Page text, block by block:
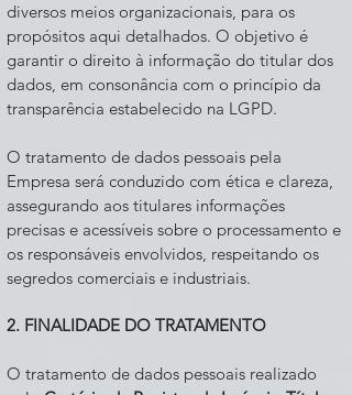
diversos meios organizacionais, para os
propósitos aqui detalhados. O objetivo é
garantir o direito à informação do titular dos
dados, em consonância com o princípio da
transparência estabelecido na LGPD.
O tratamento de dados pessoais pela
Empresa será conduzido com ética e clareza,
assegurando aos titulares informações
precisas e acessíveis sobre o processamento e
os responsáveis envolvidos, respeitando os
segredos comerciais e industriais.
2. FINALIDADE DO TRATAMENTO
O tratamento de dados pessoais realizado